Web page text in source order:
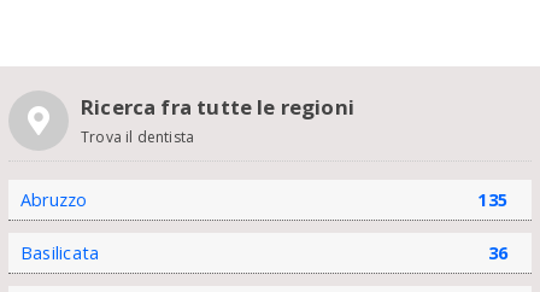
Ricerca fra tutte le regioni
Trova il dentista
Abruzzo 135
Basilicata 36